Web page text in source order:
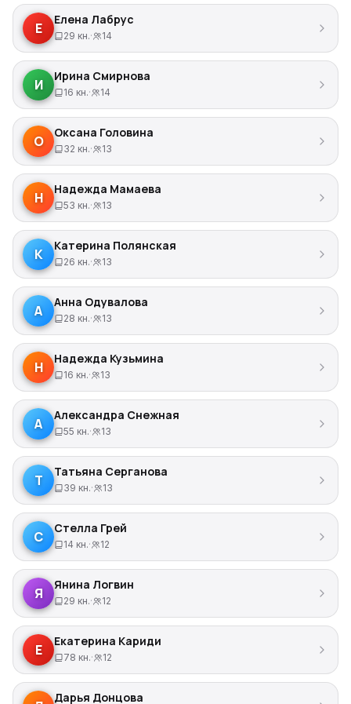
Е
Елена Лабрус
29 кн.· 14
И
Ирина Смирнова
16 кн.· 14
О
Оксана Головина
32 кн.· 13
Н
Надежда Мамаева
53 кн.· 13
К
Катерина Полянская
26 кн.· 13
А
Анна Одувалова
28 кн.· 13
Н
Надежда Кузьмина
16 кн.· 13
А
Александра Снежная
55 кн.· 13
Т
Татьяна Серганова
39 кн.· 13
С
Стелла Грей
14 кн.· 12
Я
Янина Логвин
29 кн.· 12
Е
Екатерина Кариди
78 кн.· 12
Дарья Донцова